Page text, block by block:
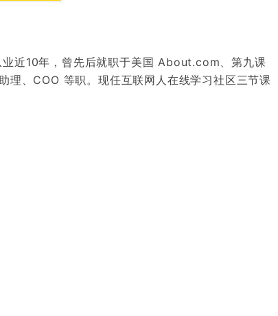
近10年，曾先后就职于美国 About.com、第九课
理、COO 等职。现任互联网人在线学习社区三节课